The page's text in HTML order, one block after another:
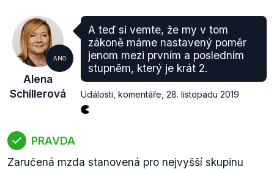
ANO
Alena
Schillerová
A teď si vemte, že my v tom
zákoně máme nastavený poměr
jenom mezi prvním a posledním
stupněm, který je krát 2.
Události, komentáře 28. listopadu 2019
PRAVDA
Zaručená mzda stanovená pro nejvyšší skupinu